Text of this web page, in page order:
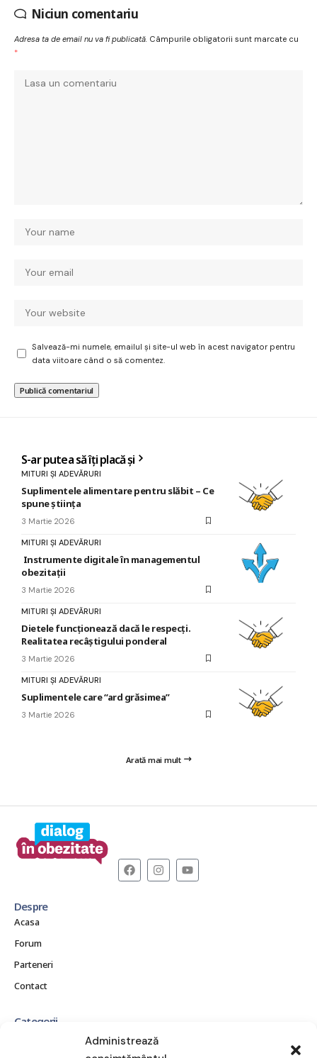
Administrează
Niciun comentariu
Adresa ta de email nu va fi publicată. Câmpurile obligatorii sunt marcate cu
*
Salvează-mi numele, emailul și site-ul web în acest navigator pentru
data viitoare când o să comentez.
S-ar putea să îți placă și
MITURI ȘI ADEVĂRURI
Suplimentele alimentare pentru slăbit – Ce
spune știința
3 Martie 2026
MITURI ȘI ADEVĂRURI
Instrumente digitale în managementul
obezitații
3 Martie 2026
MITURI ȘI ADEVĂRURI
Dietele funcționează dacă le respecți.
Realitatea recâștigului ponderal
3 Martie 2026
MITURI ȘI ADEVĂRURI
Suplimentele care “ard grăsimea”
3 Martie 2026
Arată mai mult
Despre
Acasa
Forum
Parteneri
Contact
Categorii
CE ESTE OBEZITATEA?